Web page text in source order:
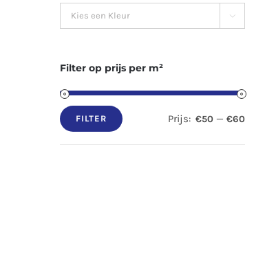

Filter op prijs per m²
Min.
Max.
FILTER Prijs: €50 —€60